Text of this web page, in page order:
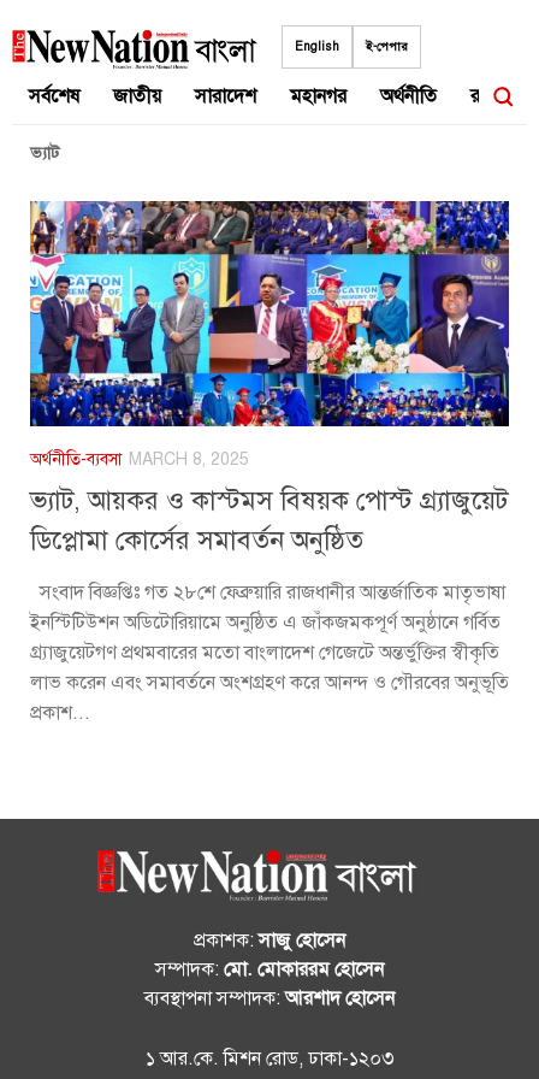
to
English ই-পেপার
সর্বশেষ জাতীয় সারাদেশ মহানগর অর্থনীতি রাজনীতি
ভ্যাট
অর্থনীতি-ব্যবসা MARCH 8, 2025
ভ্যাট, আয়কর ও কাস্টমস বিষয়ক পোস্ট গ্র্যাজুয়েট
ডিপ্লোমা কোর্সের সমাবর্তন অনুষ্ঠিত
সংবাদ বিজ্ঞপ্তিঃ গত ২৮শে ফেব্রুয়ারি রাজধানীর আন্তর্জাতিক মাতৃভাষা
ইনস্টিটিউশন অডিটোরিয়ামে অনুষ্ঠিত এ জাঁকজমকপূর্ণ অনুষ্ঠানে গর্বিত
গ্র্যাজুয়েটগণ প্রথমবারের মতো বাংলাদেশ গেজেটে অন্তর্ভুক্তির স্বীকৃতি
লাভ করেন এবং সমাবর্তনে অংশগ্রহণ করে আনন্দ ও গৌরবের অনুভূতি
প্রকাশ...
প্রকাশক:সাজু হোসেন
সম্পাদক: মো. মোকাররম হোসেন
ব্যবস্থাপনা সম্পাদক:আরশাদ হোসেন
১ আর.কে. মিশন রোড, ঢাকা-১২০৩